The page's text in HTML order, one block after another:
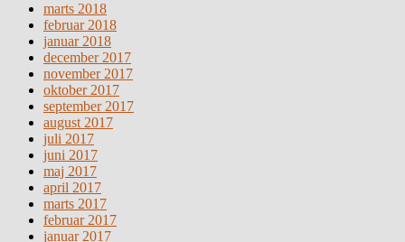
marts 2018
februar 2018
januar 2018
december 2017
november 2017
oktober 2017
september 2017
august 2017
juli 2017
juni 2017
maj 2017
april 2017
marts 2017
februar 2017
januar 2017